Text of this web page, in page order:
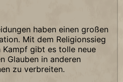
haben einen großen
Mit dem Religionssieg
gibt es tolle neue
Glauben in anderen
zu verbreiten.